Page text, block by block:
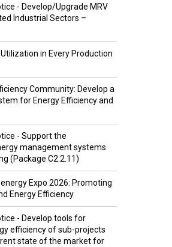
- Develop/Upgrade MRV
Industrial Sectors –
in Every Production
Community: Develop a
for Energy Efficiency and
- Support the
management systems
(Package C2.2.11)
Expo 2026: Promoting
Energy Efficiency
- Develop tools for
efficiency of sub-projects
state of the market for